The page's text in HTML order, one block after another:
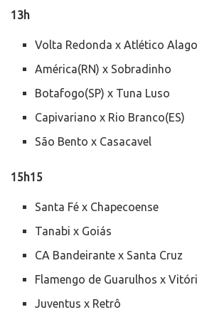
13h
Volta Redonda x Atlético
América(RN) x Sobradinho
Botafogo(SP) x Tuna Luso
Capivariano x Rio Branco(ES)
São Bento x Casacavel
15h15
Santa Fé x Chapecoense
Tanabi x Goiás
CA Bandeirante x Santa Cruz
Flamengo de Guarulhos x
Juventus x Retrô